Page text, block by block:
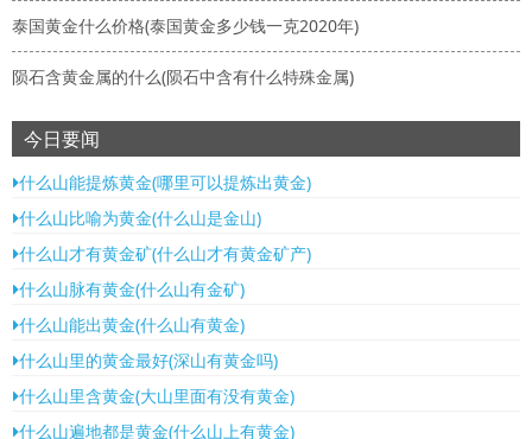
泰国黄金什么价格(泰国黄金多少钱一克2020年)
陨石含黄金属的什么(陨石中含有什么特殊金属)
今日要闻
什么山能提炼黄金(哪里可以提炼出黄金)
什么山比喻为黄金(什么山是金山)
什么山才有黄金矿(什么山才有黄金矿产)
什么山脉有黄金(什么山有金矿)
什么山能出黄金(什么山有黄金)
什么山里的黄金最好(深山有黄金吗)
什么山里含黄金(大山里面有没有黄金)
什么山遍地都是黄金(什么山上有黄金)